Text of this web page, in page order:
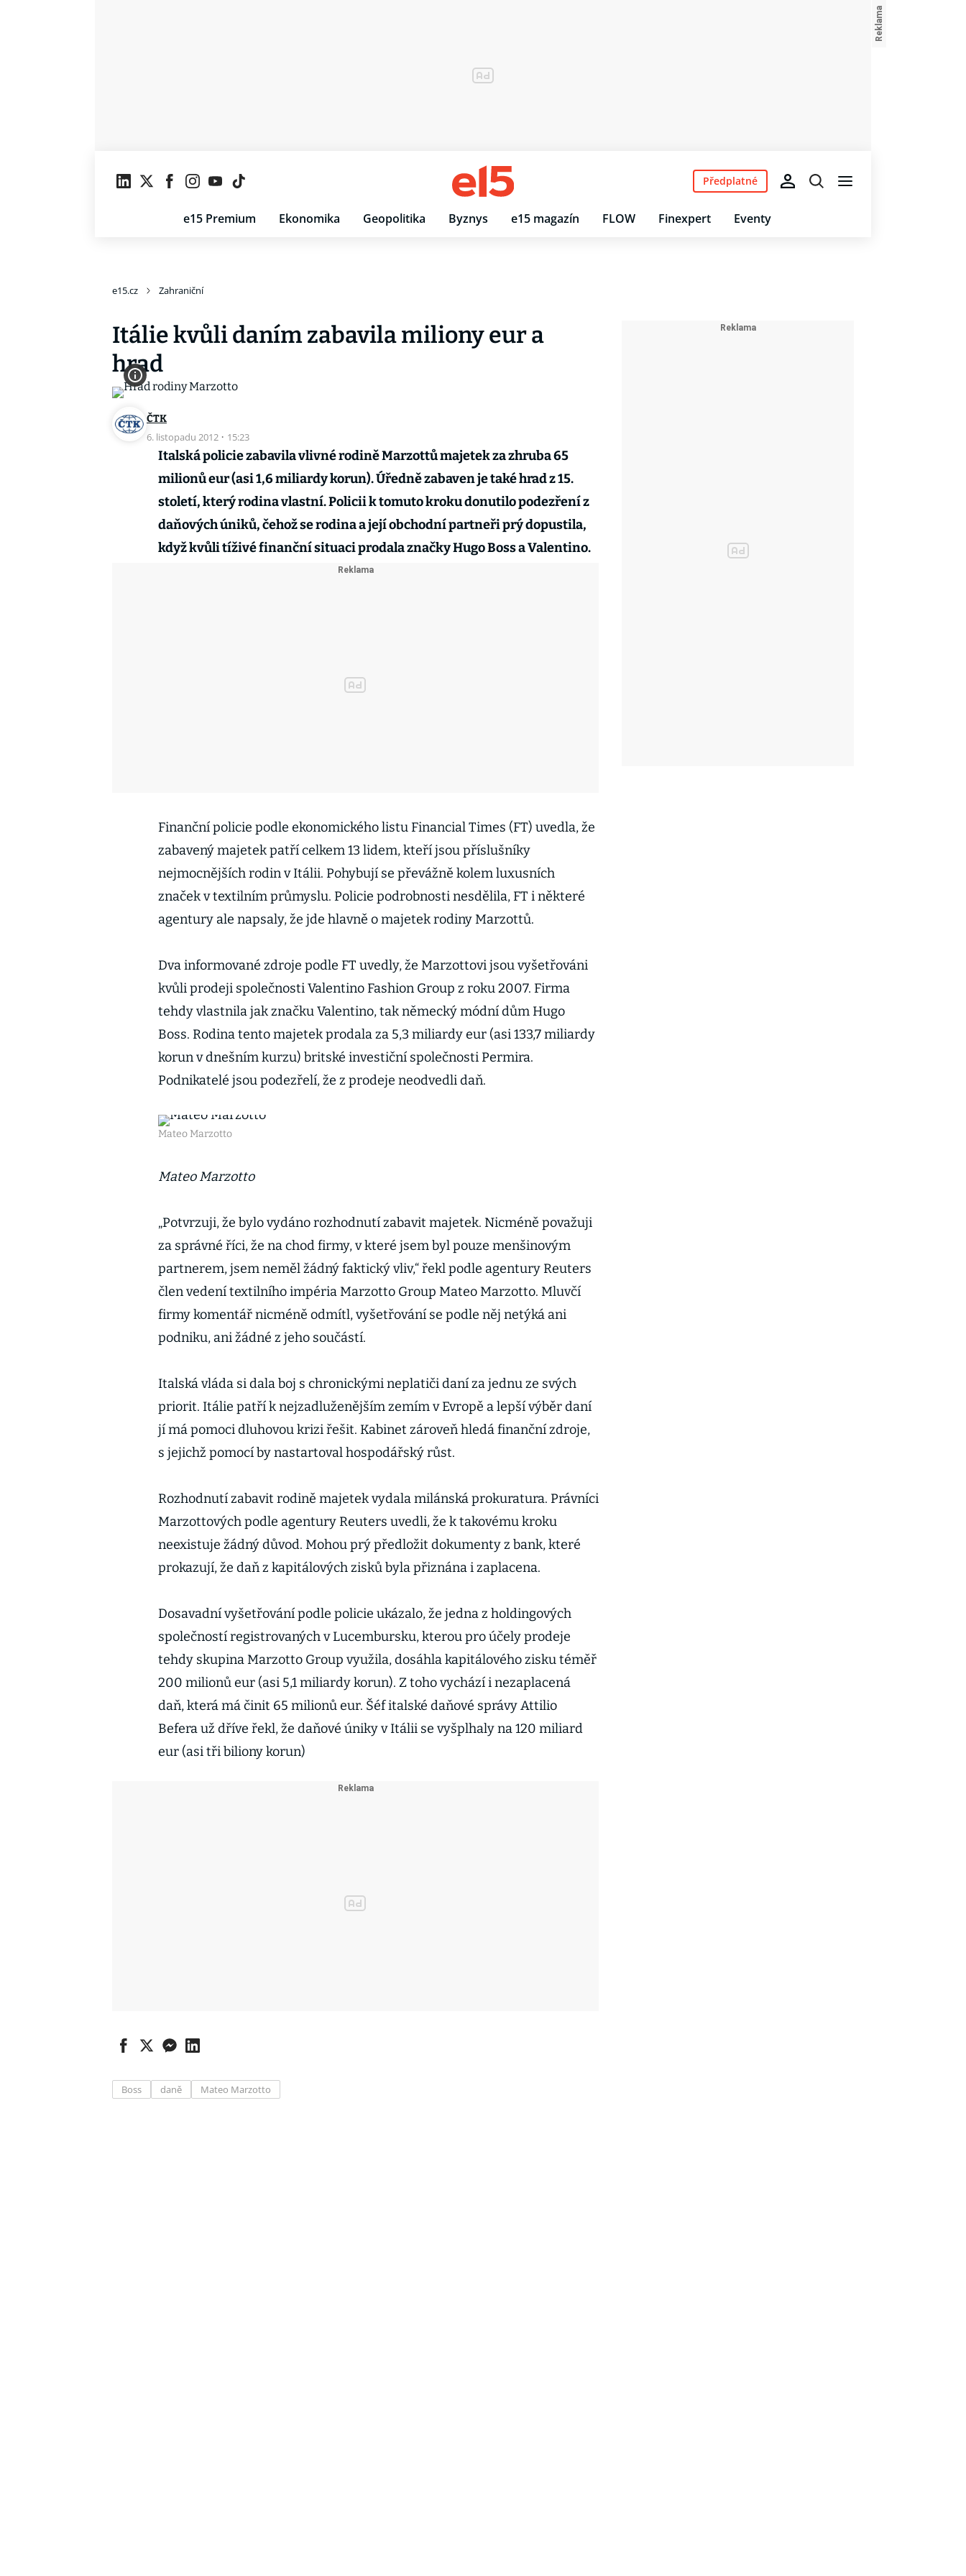
e15 Premium Ekonomika Geopolitika Byznys e15 magazín FLOW Finexpert Eventy
Předplatné
e15.cz Zahraniční
Itálie kvůli daním zabavila miliony eur a
hrad
ČTK
6. listopadu 2012 · 15:23
Italská policie zabavila vlivné rodině Marzottů majetek za zhruba 65
milionů eur (asi 1,6 miliardy korun). Úředně zabaven je také hrad z 15.
století, který rodina vlastní. Policii k tomuto kroku donutilo podezření z
daňových úniků, čehož se rodina a její obchodní partneři prý dopustila,
když kvůli tíživé finanční situaci prodala značky Hugo Boss a Valentino.
Finanční policie podle ekonomického listu Financial Times (FT) uvedla, že
zabavený majetek patří celkem 13 lidem, kteří jsou příslušníky
nejmocnějších rodin v Itálii. Pohybují se převážně kolem luxusních
značek v textilním průmyslu. Policie podrobnosti nesdělila, FT i některé
agentury ale napsaly, že jde hlavně o majetek rodiny Marzottů.
Dva informované zdroje podle FT uvedly, že Marzottovi jsou vyšetřováni
kvůli prodeji společnosti Valentino Fashion Group z roku 2007. Firma
tehdy vlastnila jak značku Valentino, tak německý módní dům Hugo
Boss. Rodina tento majetek prodala za 5,3 miliardy eur (asi 133,7 miliardy
korun v dnešním kurzu) britské investiční společnosti Permira.
Podnikatelé jsou podezřelí, že z prodeje neodvedli daň.
Mateo Marzotto
Mateo Marzotto
„Potvrzuji, že bylo vydáno rozhodnutí zabavit majetek. Nicméně považuji
za správné říci, že na chod firmy, v které jsem byl pouze menšinovým
partnerem, jsem neměl žádný faktický vliv,“ řekl podle agentury Reuters
člen vedení textilního impéria Marzotto Group Mateo Marzotto. Mluvčí
firmy komentář nicméně odmítl, vyšetřování se podle něj netýká ani
podniku, ani žádné z jeho součástí.
Italská vláda si dala boj s chronickými neplatiči daní za jednu ze svých
priorit. Itálie patří k nejzadluženějším zemím v Evropě a lepší výběr daní
jí má pomoci dluhovou krizi řešit. Kabinet zároveň hledá finanční zdroje,
s jejichž pomocí by nastartoval hospodářský růst.
Rozhodnutí zabavit rodině majetek vydala milánská prokuratura. Právníci
Marzottových podle agentury Reuters uvedli, že k takovému kroku
neexistuje žádný důvod. Mohou prý předložit dokumenty z bank, které
prokazují, že daň z kapitálových zisků byla přiznána i zaplacena.
Dosavadní vyšetřování podle policie ukázalo, že jedna z holdingových
společností registrovaných v Lucembursku, kterou pro účely prodeje
tehdy skupina Marzotto Group využila, dosáhla kapitálového zisku téměř
200 milionů eur (asi 5,1 miliardy korun). Z toho vychází i nezaplacená
daň, která má činit 65 milionů eur. Šéf italské daňové správy Attilio
Befera už dříve řekl, že daňové úniky v Itálii se vyšplhaly na 120 miliard
eur (asi tři biliony korun)
Boss daně Mateo Marzotto